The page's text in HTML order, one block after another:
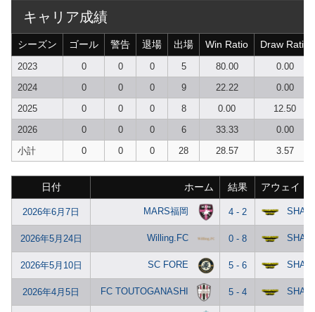
キャリア成績
シーズン ゴール 警告 退場 出場 Win Ratio Draw Ratio
2023 0 0 0 5 80.00
0.00
2024
0 0 0 9 22.22
0.00
2025
0 0 0 8 0.00
12.50
2026
0 0 0 6 33.33
0.00
小計
0 0 0 28 28.57 3.57
日付 ホーム 結果 アウェイ
2026年6月7日 MARS福岡 4 - 2
2026年5月24日 Willing.FC 0 - 8
2026年5月10日 SC FORE 5 - 6
2026年4月5日 FC TOUTOGANASHI 5 - 4